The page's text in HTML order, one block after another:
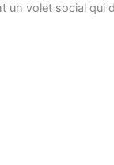
un volet social qui